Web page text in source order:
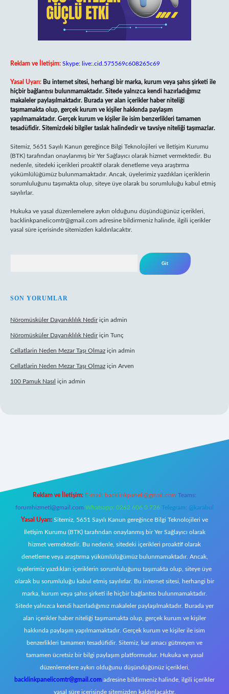
Reklam ve İletişim: Skype: live:.cid.575569c608265c69
Yasal Uyarı: Bu internet sitesi, herhangi bir marka, kurum veya şahıs şirketi ile
hiçbir bağlantısı bulunmamaktadır. Sitede yalnızca kendi hazırladığımız
makaleler paylaşılmaktadır. Burada yer alan içerikler haber niteliği
taşımamakta olup, gerçek kurum ve kişiler hakkında paylaşım
yapılmamaktadır. Gerçek kurum ve kişiler ile isim benzerlikleri tamamen
tesadüfidir. Sitemizdeki bilgiler taslak halindedir ve tavsiye niteliği taşımazlar.
Sitemiz, 5651 Sayılı Kanun gereğince Bilgi Teknolojileri ve İletişim Kurumu
(BTK) tarafından onaylanmış bir Yer Sağlayıcı olarak hizmet vermektedir. Bu
nedenle, sitedeki içerikleri proaktif olarak denetleme veya araştırma
yükümlülüğümüz bulunmamaktadır. Ancak, üyelerimiz yazdıkları içeriklerin
sorumluluğunu taşımakta olup, siteye üye olarak bu sorumluluğu kabul etmiş
sayılırlar.
Hukuka ve yasal düzenlemelere aykırı olduğunu düşündüğünüz içerikleri,
backlinkpanelicomtr@gmail.com adresine bildirmeniz halinde, ilgili içerikler
yasal süre içerisinde sitemizden kaldırılacaktır.
SON YORUMLAR
Nöromüsküler Dayanıklılık Nediriçin admin
Nöromüsküler Dayanıklılık Nediriçin Tunç
Cellatlarin Neden Mezar Taşı Olmaz için admin
Cellatlarin Neden Mezar Taşı Olmaz için Arven
100 Pamuk Nasıl için admin
Reklam ve İletişim: E-mail: backlinkpaneli@gmail.com Teams:
forumhizmeti@gmail.com Whatsapp: 0262 606 0 726 Telegram: @karabul
Yasal Uyarı: Sitemiz, 5651 Sayılı Kanun gereğince Bilgi Teknolojileri ve
İletişim Kurumu (BTK) tarafından onaylanmış bir Yer Sağlayıcı olarak
hizmet vermektedir. Bu nedenle, sitedeki içerikleri proaktif olarak
denetleme veya araştırma yükümlülüğümüz bulunmamaktadır. Ancak,
üyelerimiz yazdıkları içeriklerin sorumluluğunu taşımakta olup, siteye üye
olarak bu sorumluluğu kabul etmiş sayılırlar. Bu internet sitesi, herhangi bir
marka, kurum veya şahıs şirketi ile hiçbir bağlantısı bulunmamaktadır.
Sitede yalnızca kendi hazırladığımız makaleler paylaşılmaktadır. Burada yer
alan içerikler haber niteliği taşımamakta olup, gerçek kurum ve kişiler
hakkında paylaşım yapılmamaktadır. Gerçek kurum ve kişiler ile isim
benzerlikleri tamamen tesadüfidir. Sitemiz, kar amacı gütmeyen ve
tamamen ücretsiz bir bilgi paylaşım platformudur. Hukuka ve yasal
düzenlemelere aykırı olduğunu düşündüğünüz içerikleri,
backlinkpanelicomtr@gmail.com adresine bildirmeniz halinde, ilgili içerikler
yasal süre içerisinde sitemizden kaldırılacaktır.